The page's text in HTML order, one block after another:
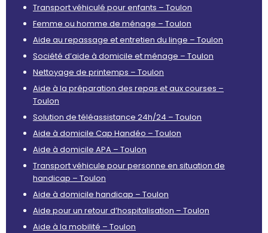
Transport véhiculé pour enfants – Toulon
Femme ou homme de ménage – Toulon
Aide au repassage et entretien du linge – Toulon
Société d’aide à domicile et ménage – Toulon
Nettoyage de printemps – Toulon
Aide à la préparation des repas et aux courses –
Toulon
Solution de téléassistance 24h/24 – Toulon
Aide à domicile Cap Handéo – Toulon
Aide à domicile APA – Toulon
Transport véhicule pour personne en situation de
handicap – Toulon
Aide à domicile handicap – Toulon
Aide pour un retour d’hospitalisation – Toulon
Aide à la mobilité – Toulon